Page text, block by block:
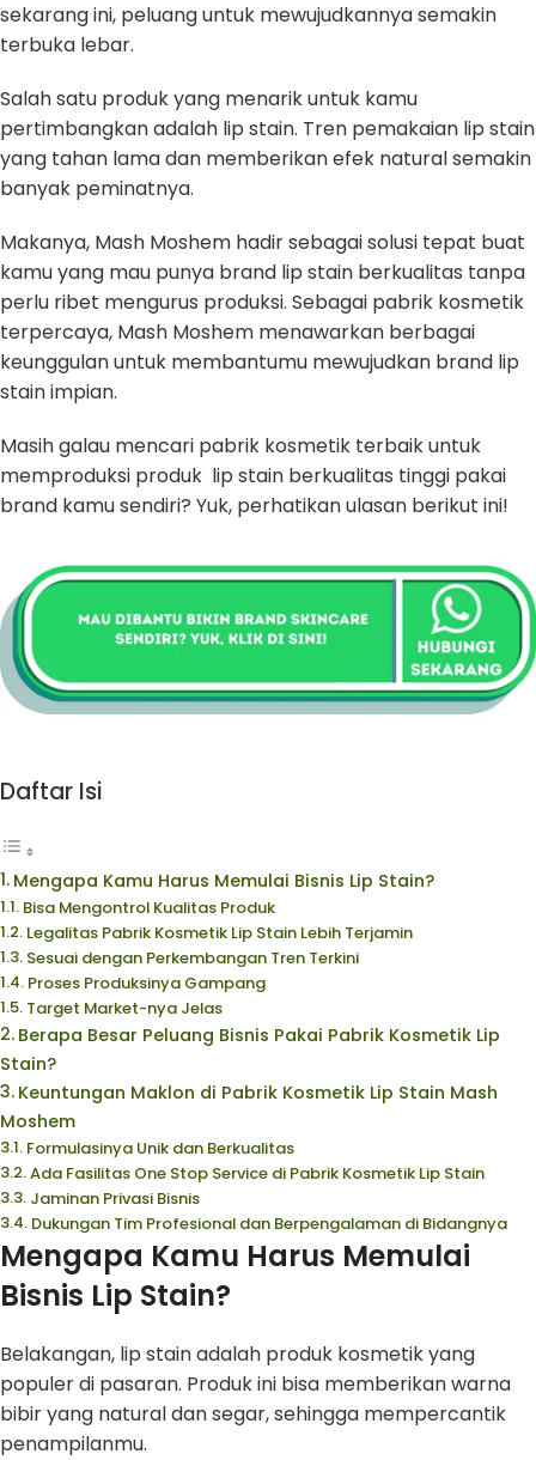
sekarang ini, peluang untuk mewujudkannya semakin
terbuka lebar.
Salah satu produk yang menarik untuk kamu
pertimbangkan adalah lip stain. Tren pemakaian lip stain
yang tahan lama dan memberikan efek natural semakin
banyak peminatnya.
Makanya, Mash Moshem hadir sebagai solusi tepat buat
kamu yang mau punya brand lip stain berkualitas tanpa
perlu ribet mengurus produksi. Sebagai pabrik kosmetik
terpercaya, Mash Moshem menawarkan berbagai
keunggulan untuk membantumu mewujudkan brand lip
stain impian.
Masih galau mencari pabrik kosmetik terbaik untuk
memproduksi produk lip stain berkualitas tinggi pakai
brand kamu sendiri? Yuk, perhatikan ulasan berikut ini!
Daftar Isi
Mengapa Kamu Harus Memulai Bisnis Lip Stain?
Bisa Mengontrol Kualitas Produk
Legalitas Pabrik Kosmetik Lip Stain Lebih Terjamin
Sesuai dengan Perkembangan Tren Terkini
Proses Produksinya Gampang
Target Market-nya Jelas
Berapa Besar Peluang Bisnis Pakai Pabrik Kosmetik Lip
Stain?
Keuntungan Maklon di Pabrik Kosmetik Lip Stain Mash
Moshem
Formulasinya Unik dan Berkualitas
Ada Fasilitas One Stop Service di Pabrik Kosmetik Lip Stain
Jaminan Privasi Bisnis
Dukungan Tim Profesional dan Berpengalaman di Bidangnya
Mengapa Kamu Harus Memulai
Bisnis Lip Stain?
Belakangan, lip stain adalah produk kosmetik yang
populer di pasaran. Produk ini bisa memberikan warna
bibir yang natural dan segar, sehingga mempercantik
penampilanmu.